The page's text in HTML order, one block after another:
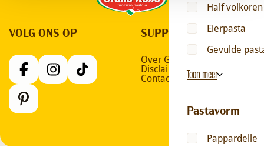
Half
Eierpasta
Gevulde
Toon meer
Pastavorm
Pappardelle
VOLG ONS OP SUPPORT
Over Grand’Italia
Disclaimer
Contact